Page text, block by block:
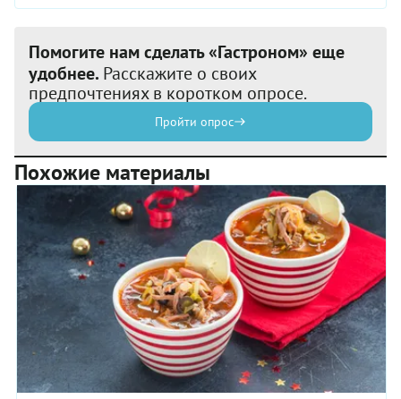
Помогите нам сделать «Гастроном» еще
удобнее. Расскажите о своих
предпочтениях в коротком опросе.
Пройти опрос
Похожие материалы